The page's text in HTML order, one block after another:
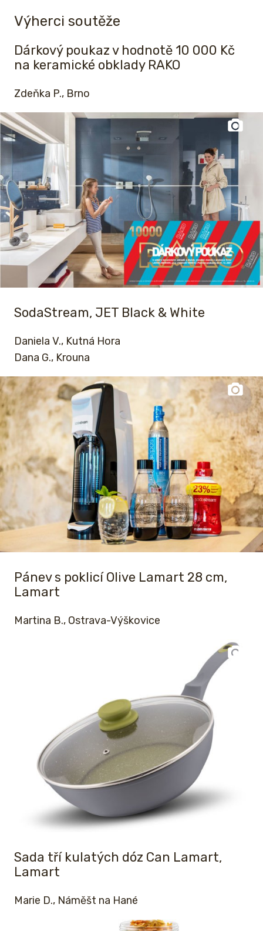
Výherci soutěže
Dárkový poukaz v hodnotě 10 000 Kč
na keramické obklady RAKO
Zdeňka P., Brno
SodaStream, JET Black & White
Daniela V., Kutná Hora
Dana G., Krouna
Pánev s poklicí Olive Lamart 28 cm,
Lamart
Martina B., Ostrava-Výškovice
Sada tří kulatých dóz Can Lamart,
Lamart
Marie D., Náměšt na Hané